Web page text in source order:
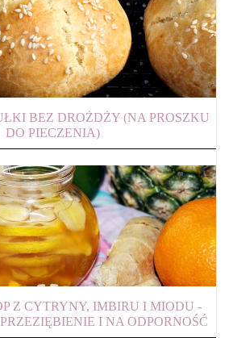
BEZ DROŻDŻY (NA PROSZKU
DO PIECZENIA)
Z CYTRYNY, IMBIRU I MIODU -
I NA ODPORNOŚĆ